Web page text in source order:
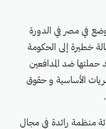
في مصر في الدورة
خطيرة إلى الحكومة
حملتها ضد المدافعين
الأساسية و حقوق
منظمة رائدة في مجال